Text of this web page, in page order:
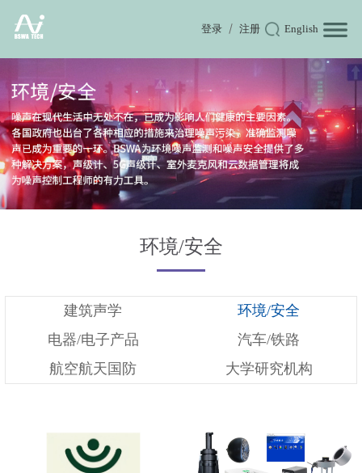
登录 注册 English
环境/安全
建筑声学
环境/安全
电器/电子产品
汽车/铁路
航空航天国防
大学研究机构